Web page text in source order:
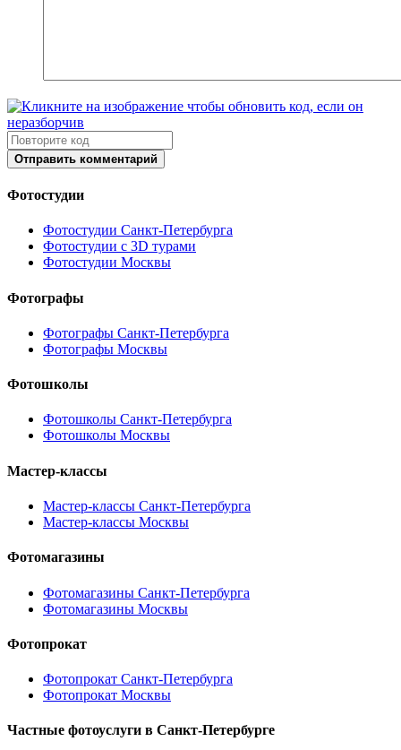
Отправить комментарий
Фотостудии
Фотостудии Санкт-Петербурга
Фотостудии с 3D турами
Фотостудии Москвы
Фотографы
Фотографы Санкт-Петербурга
Фотографы Москвы
Фотошколы
Фотошколы Санкт-Петербурга
Фотошколы Москвы
Мастер-классы
Мастер-классы Санкт-Петербурга
Мастер-классы Москвы
Фотомагазины
Фотомагазины Санкт-Петербурга
Фотомагазины Москвы
Фотопрокат
Фотопрокат Санкт-Петербурга
Фотопрокат Москвы
Частные фотоуслуги в Санкт-Петербурге